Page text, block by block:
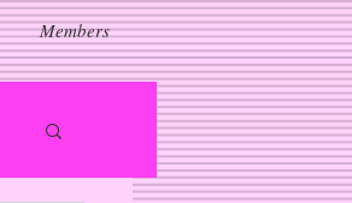
Members